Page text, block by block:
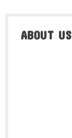
ABOUT US